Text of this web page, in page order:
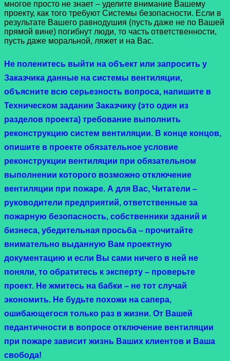
многое просто не знает – уделите внимание Вашему
проекту, как того требуют Системы безопасности. Если в
результате Вашего равнодушия (пусть даже не по Вашей
прямой вине) погибнут люди, то часть ответственности,
пусть даже моральной, ляжет и на Вас.
Не поленитесь выйти на объект или запросить у
Заказчика данные на системы вентиляции,
объясните всю серьезность вопроса, напишите в
Техническом задании Заказчику (это один из
разделов проекта) требование выполнить
реконструкцию систем вентиляции. В конце концов,
опишите в проекте обязательное условие
реконструкции вентиляции при обязательном
выполнении которого возможно отключение
вентиляции при пожаре. А для Вас, Читатели –
руководители предприятий, ответственные за
пожарную безопасность, собственники зданий и
бизнеса, убедительная просьба – прочитайте
внимательно выданную Вам проектную
документацию и если Вы сами ничего в ней не
поняли, то обратитесь к эксперту – проверьте
проект. Не жмитесь на бабки – не тот случай
экономить. Не будьте похожи на сапера,
ошибающегося только раз в жизни. От Вашей
педантичности в вопросе отключение вентиляции
при пожаре зависит жизнь Ваших клиентов и Ваша
свобода!